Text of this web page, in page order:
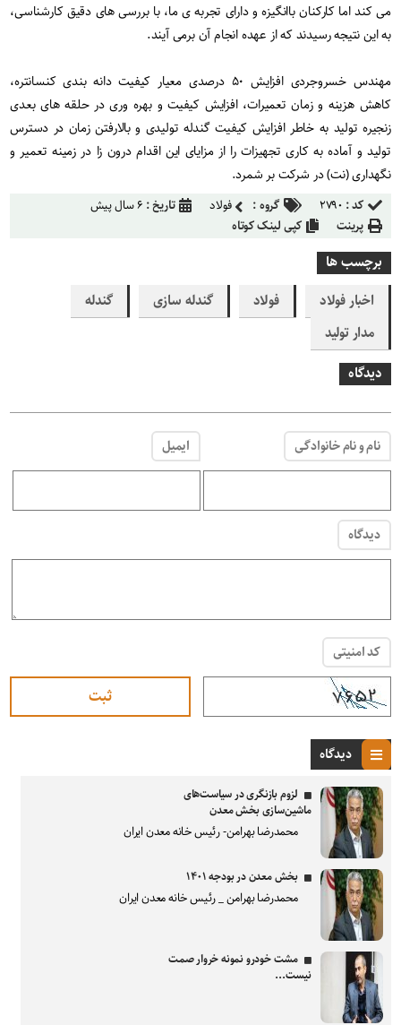
می کند اما کارکنان باانگیزه و دارای تجربه ی ما، با بررسی های دقیق کارشناسی،
به این نتیجه رسیدند که از عهده انجام آن برمی آیند.
مهندس خسروجردی افزایش ۵۰ درصدی معیار کیفیت دانه بندی کنسانتره،
کاهش هزینه و زمان تعمیرات، افزایش کیفیت و بهره وری در حلقه های بعدی
زنجیره تولید به خاطر افزایش کیفیت گندله تولیدی و بالارفتن زمان در دسترس
تولید و آماده به کاری تجهیزات را از مزایای این اقدام درون زا در زمینه تعمیر و
نگهداری (نت) در شرکت بر شمرد.
کد : ۲۷۹۰ گروه : فولاد تاریخ : ۶ سال پیش
پرینت
کپی لینک کوتاه
برچسب ها
اخبار فولاد
فولاد گندله سازی
گندله
مدار تولید
دیدگاه
نام و نام خانوادگی ایمیل
دیدگاه
کد امنیتی
دیدگاه
لزوم بازنگری در سیاست‌های
ماشین‌سازی بخش معدن
محمدرضا بهرامن- رئیس خانه معدن ایران
بخش معدن در بودجه ۱۴۰۱
محمدرضا بهرامن _ رئیس خانه معدن ایران
مشت خودرو نمونه خروار صمت
نیست...